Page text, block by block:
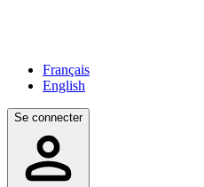
Français
English
Se connecter